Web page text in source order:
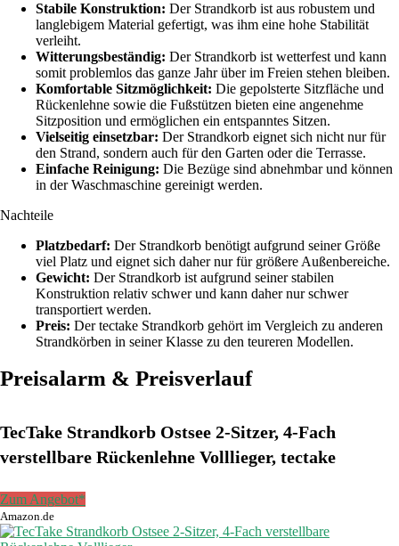
Stabile Konstruktion: Der Strandkorb ist aus robustem und
langlebigem Material gefertigt, was ihm eine hohe Stabilität
verleiht.
Witterungsbeständig: Der Strandkorb ist wetterfest und kann
somit problemlos das ganze Jahr über im Freien stehen bleiben.
Komfortable Sitzmöglichkeit: Die gepolsterte Sitzfläche und
Rückenlehne sowie die Fußstützen bieten eine angenehme
Sitzposition und ermöglichen ein entspanntes Sitzen.
Vielseitig einsetzbar: Der Strandkorb eignet sich nicht nur für
den Strand, sondern auch für den Garten oder die Terrasse.
Einfache Reinigung: Die Bezüge sind abnehmbar und können
in der Waschmaschine gereinigt werden.
Nachteile
Platzbedarf: Der Strandkorb benötigt aufgrund seiner Größe
viel Platz und eignet sich daher nur für größere Außenbereiche.
Gewicht: Der Strandkorb ist aufgrund seiner stabilen
Konstruktion relativ schwer und kann daher nur schwer
transportiert werden.
Preis: Der tectake Strandkorb gehört im Vergleich zu anderen
Strandkörben in seiner Klasse zu den teureren Modellen.
Preisalarm & Preisverlauf
TecTake Strandkorb Ostsee 2-Sitzer, 4-Fach
verstellbare Rückenlehne Volllieger, tectake
Zum Angebot*
Amazon.de